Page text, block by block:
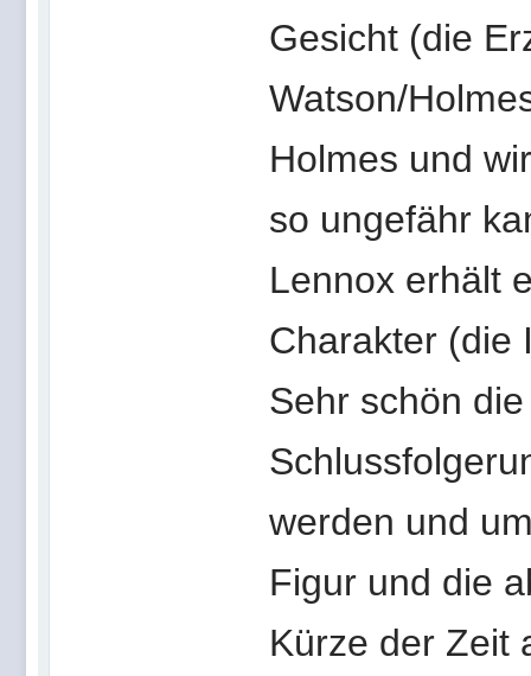
Gesicht (die
Watson/
Holmes und
so ungefähr
Lennox erhält
Charakter (die
Sehr schön
werden und
Figur und die
Kürze der Zeit